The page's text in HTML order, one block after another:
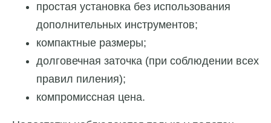
простая установка без использования
дополнительных инструментов;
компактные размеры;
долговечная заточка (при соблюдении всех
правил пиления);
компромиссная цена.